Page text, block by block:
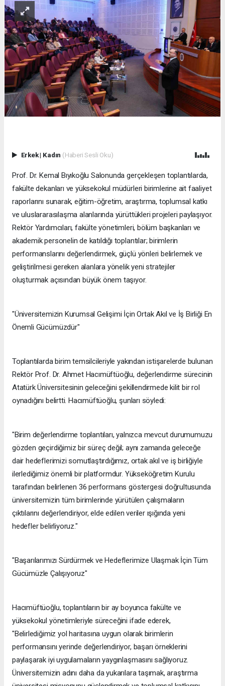
Erkek| Kadın (Haberi Sesli Oku)
Prof. Dr. Kemal Bıyıkoğlu Salonunda gerçekleşen toplantılarda,
fakülte dekanları ve yüksekokul müdürleri birimlerine ait faaliyet
raporlarını sunarak, eğitim-öğretim, araştırma, toplumsal katkı
ve uluslararasılaşma alanlarında yürüttükleri projeleri paylaşıyor.
Rektör Yardımcıları, fakülte yönetimleri, bölüm başkanları ve
akademik personelin de katıldığı toplantılar; birimlerin
performanslarını değerlendirmek, güçlü yönleri belirlemek ve
geliştirilmesi gereken alanlara yönelik yeni stratejiler
oluşturmak açısından büyük önem taşıyor.
"Üniversitemizin Kurumsal Gelişimi İçin Ortak Akıl ve İş Birliği En
Önemli Gücümüzdür"
Toplantılarda birim temsilcileriyle yakından istişarelerde bulunan
Rektör Prof. Dr. Ahmet Hacımüftüoğlu, değerlendirme sürecinin
Atatürk Üniversitesinin geleceğini şekillendirmede kilit bir rol
oynadığını belirtti. Hacımüftüoğlu, şunları söyledi:
"Birim değerlendirme toplantıları, yalnızca mevcut durumumuzu
gözden geçirdiğimiz bir süreç değil; aynı zamanda geleceğe
dair hedeflerimizi somutlaştırdığımız, ortak akıl ve iş birliğiyle
ilerlediğimiz önemli bir platformdur. Yükseköğretim Kurulu
tarafından belirlenen 36 performans göstergesi doğrultusunda
üniversitemizin tüm birimlerinde yürütülen çalışmaların
çıktılarını değerlendiriyor, elde edilen veriler ışığında yeni
hedefler belirliyoruz."
"Başarılarımızı Sürdürmek ve Hedeflerimize Ulaşmak İçin Tüm
Gücümüzle Çalışıyoruz"
Hacımüftüoğlu, toplantıların bir ay boyunca fakülte ve
yüksekokul yönetimleriyle süreceğini ifade ederek,
"Belirlediğimiz yol haritasına uygun olarak birimlerin
performansını yerinde değerlendiriyor, başarı örneklerini
paylaşarak iyi uygulamaların yaygınlaşmasını sağlıyoruz.
Üniversitemizin adını daha da yukarılara taşımak, araştırma